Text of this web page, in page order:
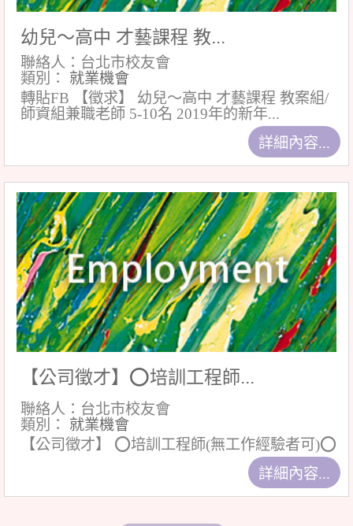
詳細內容...
幼兒～高中 才藝課程 教...
聯絡人：台北市校友會
類別：
就業機會
轉貼FB 【徵求】 幼兒～高中 才藝課程 教案組/
師資組兼職老師 5-10名 2019年的新年...
詳細內容...
【公司徵才】⭕培訓工程師...
聯絡人：台北市校友會
類別：
就業機會
【公司徵才】 ⭕培訓工程師(無工作經驗者可)⭕